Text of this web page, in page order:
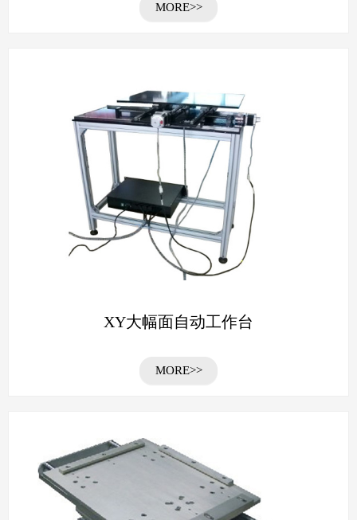
MORE>>
XY大幅面自动工作台
MORE>>